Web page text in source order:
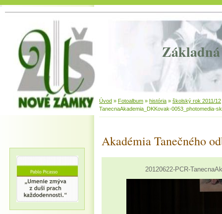
Základná
Úvod » Fotoalbum » história » školský rok 2011/12
TanecnaAkademia_DKKovak-0053_photomedia-sk
Akadémia Tanečného
20120622-PCR-